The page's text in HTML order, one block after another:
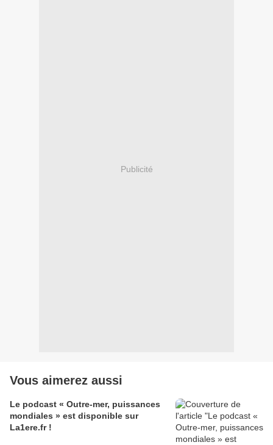
Publicité
Vous aimerez aussi
Le podcast « Outre-mer, puissances
mondiales » est disponible sur
La1ere.fr !